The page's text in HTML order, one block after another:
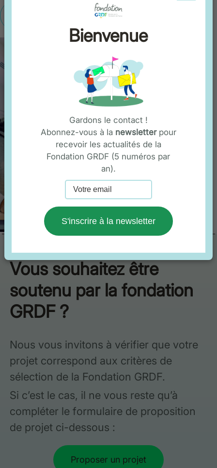
Vous souhaitez être
soutenu par la fondation
GRDF ?
Nous vous invitons à vérifier que votre
projet correspond aux critères de
sélection de la Fondation GRDF.
Si c’est le cas, il ne vous reste qu’à
compléter le formulaire de proposition
de projet ci-dessous :
Proposer un projet
Bienvenue
Gardons le contact !
Abonnez-vous à la newsletterpour
recevoir les actualités de la
Fondation GRDF (5 numéros par
an).
S'inscrire à la newsletter